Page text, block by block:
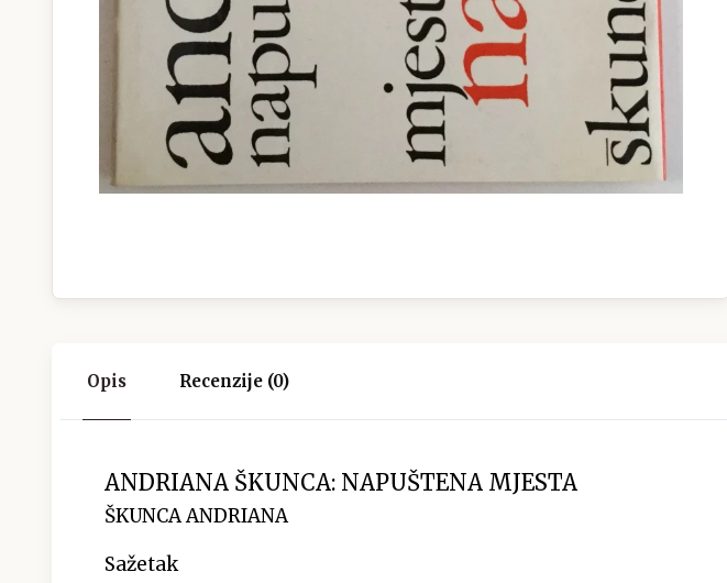
Opis Recenzije (0)
ANDRIANA ŠKUNCA: NAPUŠTENA MJESTA
ŠKUNCA ANDRIANA
Sažetak